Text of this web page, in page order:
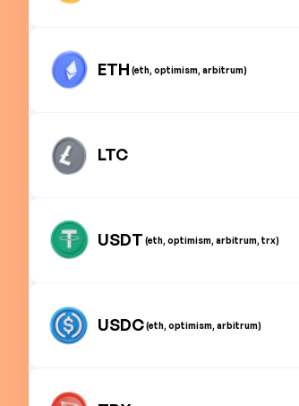
ETH (eth, optimism, arbitrum)
LTC
USDT (eth, optimism, arbitrum, trx)
USDC(eth, optimism, arbitrum)